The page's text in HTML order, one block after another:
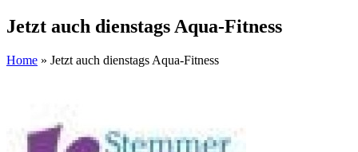
Jetzt auch dienstags Aqua-Fitness
Home » Jetzt auch dienstags Aqua-Fitness